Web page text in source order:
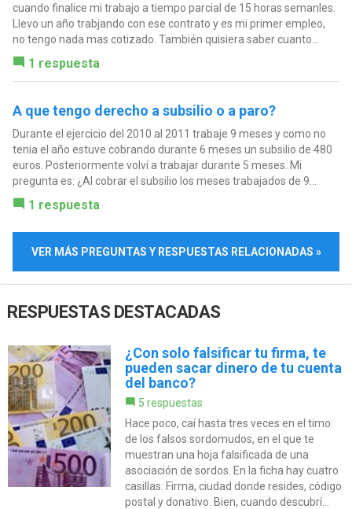
cuando finalice mi trabajo a tiempo parcial de 15 horas semanles.
Llevo un año trabjando con ese contrato y es mi primer empleo,
no tengo nada mas cotizado. También quisiera saber cuanto...
1 respuesta
A que tengo derecho a subsilio o a paro?
Durante el ejercicio del 2010 al 2011 trabaje 9 meses y como no
tenia el año estuve cobrando durante 6 meses un subsilio de 480
euros. Posteriormente volví a trabajar durante 5 meses. Mi
pregunta es: ¿Al cobrar el subsilio los meses trabajados de 9...
1 respuesta
VER MÁS PREGUNTAS Y RESPUESTAS RELACIONADAS »
RESPUESTAS DESTACADAS
¿Con solo falsificar tu firma, te
pueden sacar dinero de tu cuenta
del banco?
5 respuestas
Hace poco, caí hasta tres veces en el timo
de los falsos sordomudos, en el que te
muestran una hoja falsificada de una
asociación de sordos. En la ficha hay cuatro
casillas: Firma, ciudad donde resides, código
postal y donativo. Bien, cuando descubrí...